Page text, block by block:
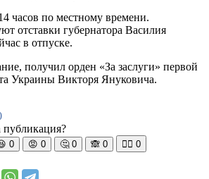
часов по местному времени.
отставки губернатора Василия
в отпуске.
получил орден «За заслуги» первой
Украины Викторя Януковича.
публикация?
0 😡 0 🤔 0 🙈 0 🧘‍♀️ 0